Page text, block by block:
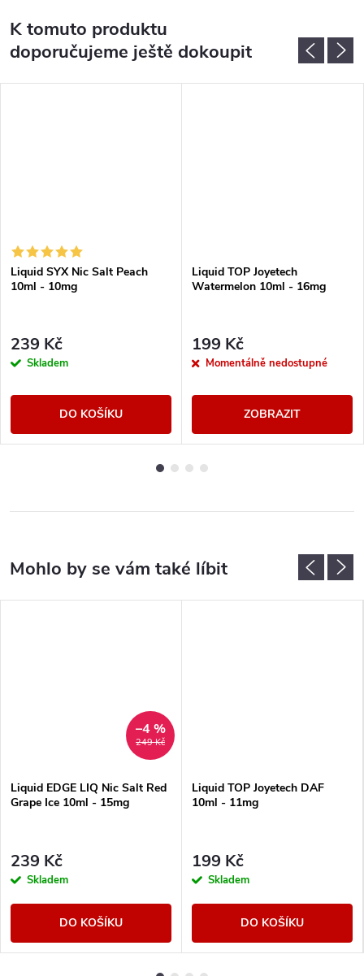
K tomuto produktu
doporučujeme ještě dokoupit
Liquid SYX Nic Salt Peach
10ml - 10mg
239 Kč
Skladem
DO KOŠÍKU
Liquid TOP Joyetech
Watermelon 10ml - 16mg
199 Kč
Momentálně nedostupné
ZOBRAZIT
249 Kč
–4 %
Liquid EDGE LIQ Nic Salt Red
Grape Ice 10ml - 15mg
239 Kč
Skladem
DO KOŠÍKU
Liquid TOP Joyetech DAF
10ml - 11mg
199 Kč
Skladem
DO KOŠÍKU